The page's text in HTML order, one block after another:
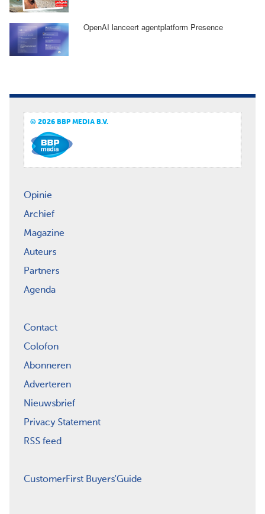
OpenAI lanceert agentplatform Presence
© 2026 BBP MEDIA B.V.
Opinie
Archief
Magazine
Auteurs
Partners
Agenda
Contact
Colofon
Abonneren
Adverteren
Nieuwsbrief
Privacy Statement
RSS feed
CustomerFirst Buyers'Guide